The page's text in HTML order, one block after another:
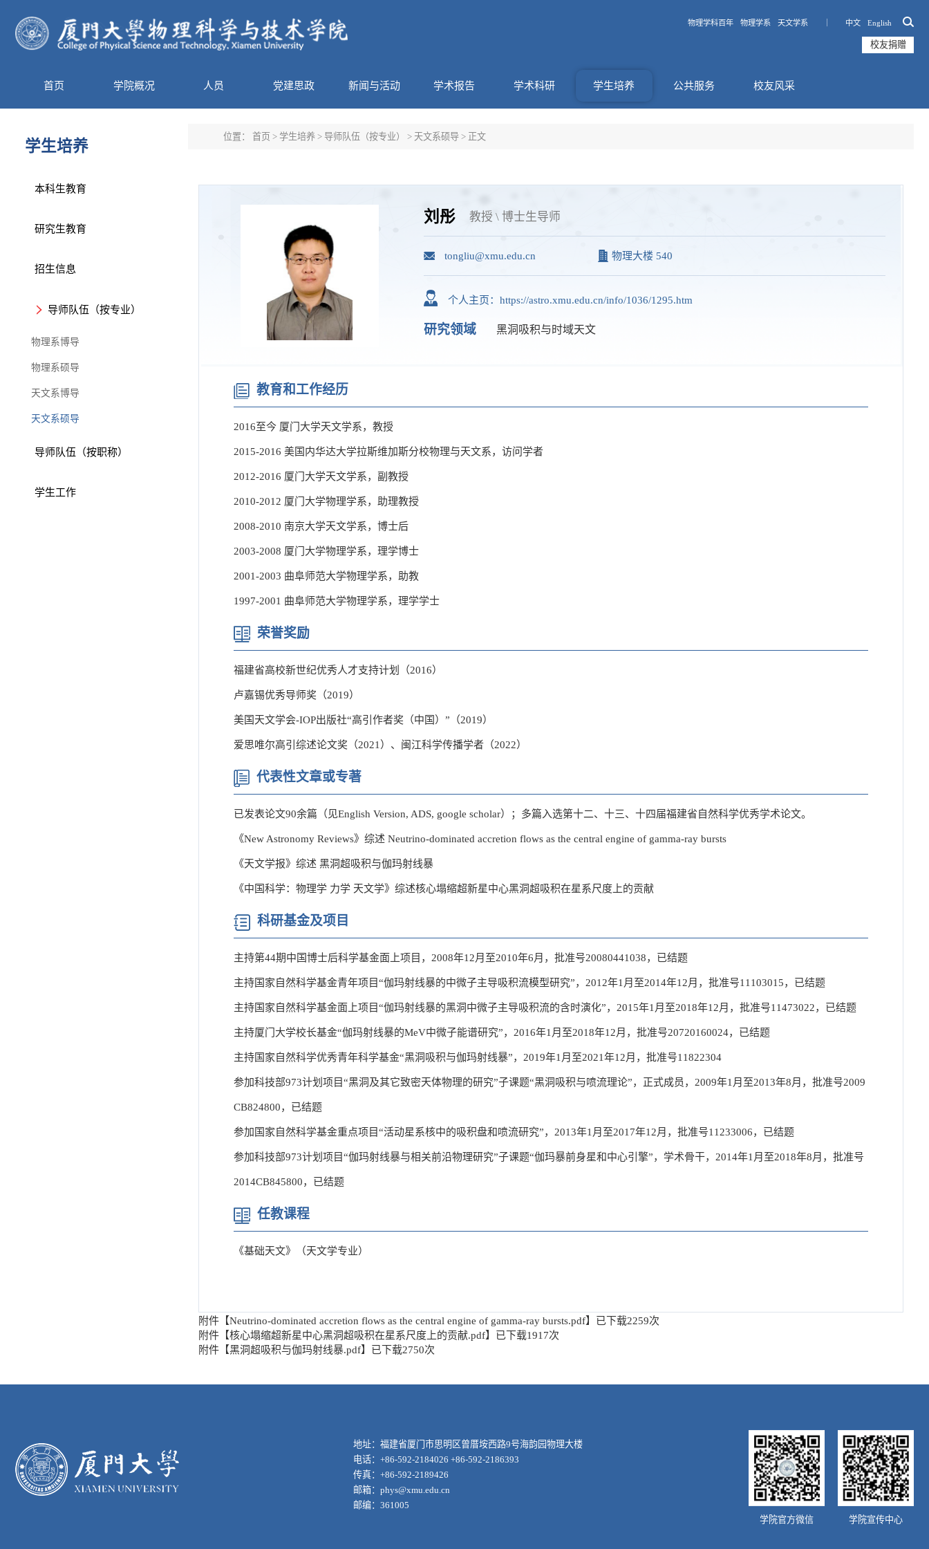
物理学科百年 物理学系 天文学系 ｜ 中文 English
校友捐赠
首页 学院概况 人员 党建思政 新闻与活动 学术报告 学术科研 学生培养 公共服务 校友风采
学生培养
本科生教育
研究生教育
招生信息
导师队伍（按专业）
物理系博导
物理系硕导
天文系博导
天文系硕导
导师队伍（按职称）
学生工作
位置： 首页 > 学生培养> 导师队伍（按专业） > 天文系硕导> 正文
刘彤 教授 \ 博士生导师
tongliu@xmu.edu.cn 物理大楼 540
个人主页：https://astro.xmu.edu.cn/info/1036/1295.htm
研究领域 黑洞吸积与时域天文
教育和工作经历
2016至今 厦门大学天文学系，教授
2015-2016 美国内华达大学拉斯维加斯分校物理与天文系，访问学者
2012-2016 厦门大学天文学系，副教授
2010-2012 厦门大学物理学系，助理教授
2008-2010 南京大学天文学系，博士后
2003-2008 厦门大学物理学系，理学博士
2001-2003 曲阜师范大学物理学系，助教
1997-2001 曲阜师范大学物理学系，理学学士
荣誉奖励
福建省高校新世纪优秀人才支持计划（2016）
卢嘉锡优秀导师奖（2019）
美国天文学会-IOP出版社“高引作者奖（中国）”（2019）
爱思唯尔高引综述论文奖（2021）、闽江科学传播学者（2022）
代表性文章或专著
已发表论文90余篇（见English Version, ADS, google scholar）；多篇入选第十二、十三、十四届福建省自然科学优秀学术论文。
《New Astronomy Reviews》综述 Neutrino-dominated accretion flows as the central engine of gamma-ray bursts
《天文学报》综述 黑洞超吸积与伽玛射线暴
《中国科学：物理学 力学 天文学》综述核心塌缩超新星中心黑洞超吸积在星系尺度上的贡献
科研基金及项目
主持第44期中国博士后科学基金面上项目，2008年12月至2010年6月，批准号20080441038，已结题
主持国家自然科学基金青年项目“伽玛射线暴的中微子主导吸积流模型研究”，2012年1月至2014年12月，批准号11103015，已结题
主持国家自然科学基金面上项目“伽玛射线暴的黑洞中微子主导吸积流的含时演化”，2015年1月至2018年12月，批准号11473022，已结题
主持厦门大学校长基金“伽玛射线暴的MeV中微子能谱研究”，2016年1月至2018年12月，批准号20720160024，已结题
主持国家自然科学优秀青年科学基金“黑洞吸积与伽玛射线暴”，2019年1月至2021年12月，批准号11822304
参加科技部973计划项目“黑洞及其它致密天体物理的研究”子课题“黑洞吸积与喷流理论”，正式成员，2009年1月至2013年8月，批准号2009
CB824800，已结题
参加国家自然科学基金重点项目“活动星系核中的吸积盘和喷流研究”，2013年1月至2017年12月，批准号11233006，已结题
参加科技部973计划项目“伽玛射线暴与相关前沿物理研究”子课题“伽玛暴前身星和中心引擎”，学术骨干，2014年1月至2018年8月，批准号
2014CB845800，已结题
任教课程
《基础天文》（天文学专业）
附件【Neutrino-dominated accretion flows as the central engine of gamma-ray bursts.pdf】已下载2259次
附件【核心塌缩超新星中心黑洞超吸积在星系尺度上的贡献.pdf】已下载1917次
附件【黑洞超吸积与伽玛射线暴.pdf】已下载2750次
地址：福建省厦门市思明区曾厝垵西路9号海韵园物理大楼
电话：+86-592-2184026 +86-592-2186393
传真：+86-592-2189426
邮箱：phys@xmu.edu.cn
邮编：361005
学院官方微信
学院宣传中心